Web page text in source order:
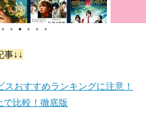
(voice)
● ● ● ● ● ●
事↓↓
スおすすめランキングに注意！
で比較！徹底版